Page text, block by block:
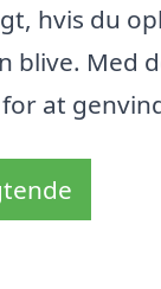
hvis du
blive.
at